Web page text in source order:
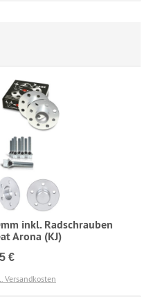
inkl. Radschrauben
Arona (KJ)
€
Versandkosten